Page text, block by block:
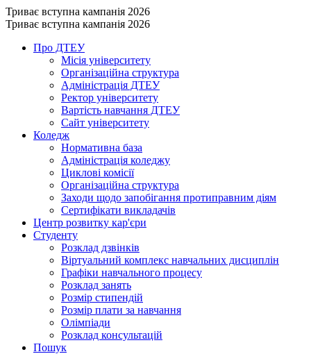
Триває вступна кампанія 2026
Триває вступна кампанія 2026
Про ДТЕУ
Місія університету
Організаційна структура
Адміністрація ДТЕУ
Ректор університету
Вартість навчання ДТЕУ
Сайт університету
Коледж
Нормативна база
Адміністрація коледжу
Циклові комісії
Організаційна структура
Заходи щодо запобігання протиправним діям
Сертифікати викладачів
Центр розвитку кар'єри
Студенту
Розклад дзвінків
Віртуальний комплекс навчальних дисциплін
Графіки навчального процесу
Розклад занять
Розмір стипендій
Розмір плати за навчання
Олімпіади
Розклад консультацій
Пошук